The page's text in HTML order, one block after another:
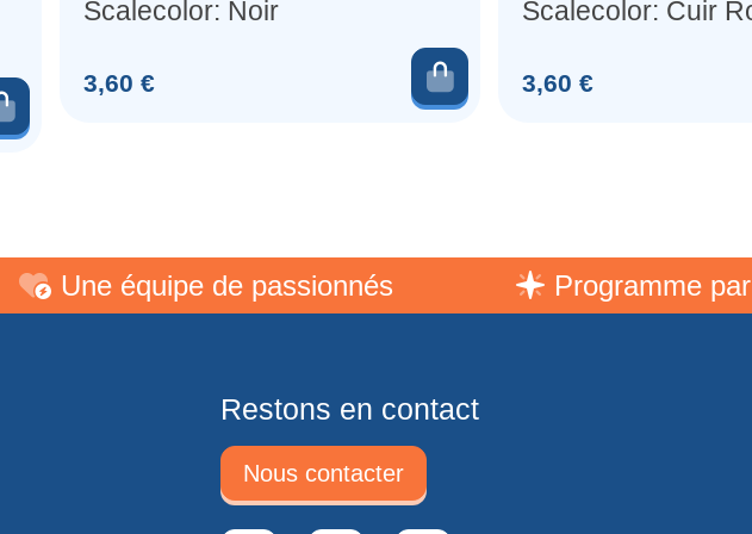
Ajouter au panier
Scalecolor: Noir
Prix
3,60 € Ajouter au panier
Scalecolor: Cuir
Prix
3,60 €
Une équipe de passionnés Programme
Restons en contact
Nous contacter